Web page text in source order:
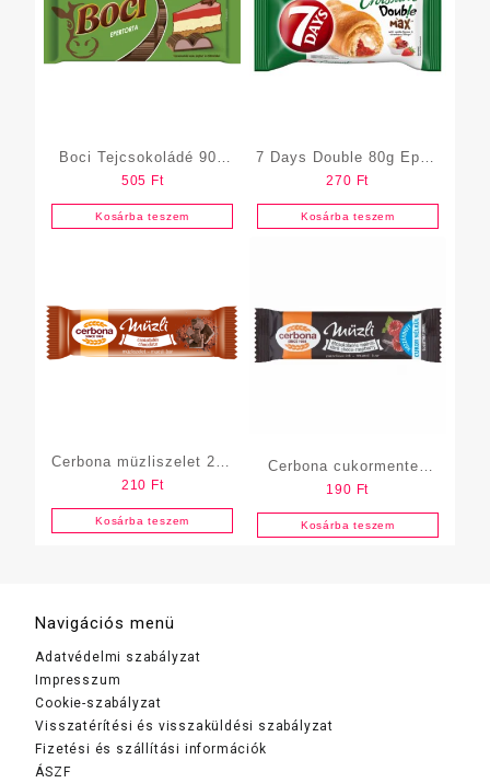
Boci Tejcsokoládé 90g
Epertorta
505 Ft
Kosárba teszem
7 Days Double 80g Eper-
Vanília
270 Ft
Kosárba teszem
Cerbona müzliszelet 20g
Csokis
210 Ft
Kosárba teszem
Cerbona cukormentes
20g Étcsokis-málnás
190 Ft
Kosárba teszem
Navigációs menü
Adatvédelmi szabályzat
Impresszum
Cookie-szabályzat
Visszatérítési és visszaküldési szabályzat
Fizetési és szállítási információk
ÁSZF